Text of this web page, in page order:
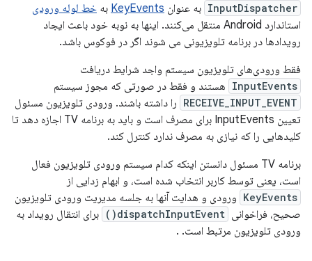
InputDispatcher به عنوان KeyEvents به خط لوله ورودی
استاندارد Android منتقل می‌کنند. اینها به نوبه خود باعث ایجاد
رویدادها در برنامه تلویزیونی می شوند اگر در فوکوس باشد.
فقط ورودی‌های تلویزیون سیستم واجد شرایط دریافت
InputEvents هستند و فقط در صورتی که مجوز سیستم
RECEIVE_INPUT_EVENT را داشته باشند. ورودی تلویزیون مسئول
تعیین InputEvents برای مصرف است و باید به برنامه TV اجازه دهد تا
کلیدهایی را که نیازی به مصرف ندارد کنترل کند.
برنامه TV مسئول دانستن اینکه کدام سیستم ورودی تلویزیون فعال
است، یعنی توسط کاربر انتخاب شده است، و ابهام زدایی از
KeyEvents ورودی و هدایت آنها به جلسه مدیریت ورودی تلویزیون
صحیح، فراخوانی dispatchInputEvent()
برای انتقال رویداد به
ورودی تلویزیون مرتبط است. .